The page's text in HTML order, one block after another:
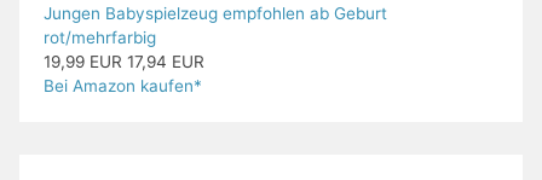
Jungen Babyspielzeug empfohlen ab Geburt
rot/mehrfarbig
19,99 EUR 17,94 EUR
Bei Amazon kaufen*